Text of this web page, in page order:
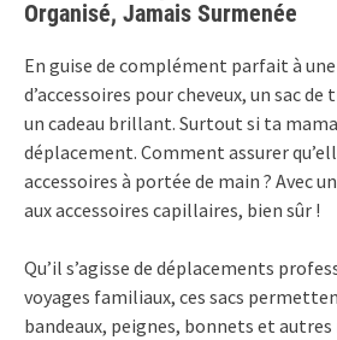
Organisé, Jamais Surmenée
En guise de complément parfait à
d’accessoires pour cheveux, un sac
un cadeau brillant. Surtout si ta
déplacement. Comment assurer
accessoires à portée de main ? Avec
aux accessoires capillaires, bien sûr !
Qu’il s’agisse de déplacements
voyages familiaux, ces sacs
bandeaux, peignes, bonnets et